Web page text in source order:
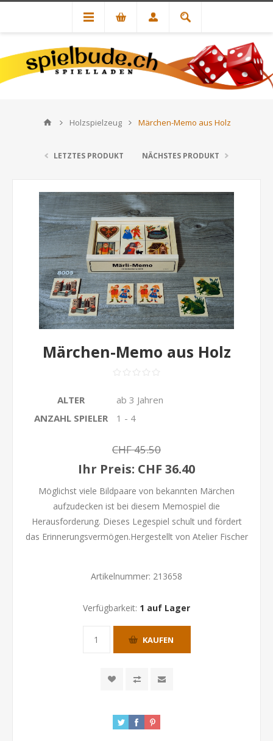
Holzspielzeug Märchen-Memo aus Holz
LETZTES PRODUKT NÄCHSTES PRODUKT
Märchen-Memo aus Holz
ALTER
ab 3 Jahren
ANZAHL SPIELER
1 - 4
CHF 45.50
Ihr Preis: CHF 36.40
Möglichst viele Bildpaare von bekannten Märchen
aufzudecken ist bei diesem Memospiel die
Herausforderung. Dieses Legespiel schult und fördert
das Erinnerungsvermögen.Hergestellt von Atelier Fischer
Artikelnummer: 213658
Verfügbarkeit: 1 auf Lager
KAUFEN